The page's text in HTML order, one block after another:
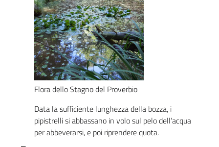
Flora dello Stagno del Proverbio
Data la sufficiente lunghezza della bozza, i
pipistrelli si abbassano in volo sul pelo dell’acqua
per abbeverarsi, e poi riprendere quota.